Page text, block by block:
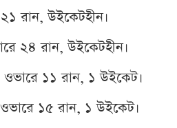
রান, উইকেটহীন।
২৪ রান, উইকেটহীন।
১১ রান, ১ উইকেট।
১৫ রান, ১ উইকেট।